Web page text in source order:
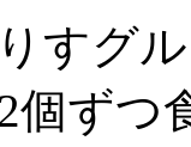
すグ
個ずつ